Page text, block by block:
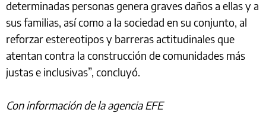
determinadas personas genera graves daños a ellas y a
sus familias, así como a la sociedad en su conjunto, al
reforzar estereotipos y barreras actitudinales que
atentan contra la construcción de comunidades más
justas e inclusivas”, concluyó.
Con información de la agencia EFE